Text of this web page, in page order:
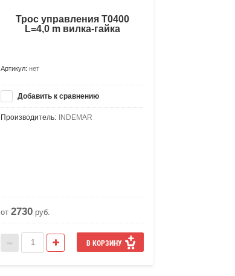
Трос управления Т0400
L=4,0 m вилка-гайка
Артикул: нет
Добавить к сравнению
Производитель: INDEMAR
от2730 руб.
В КОРЗИНУ